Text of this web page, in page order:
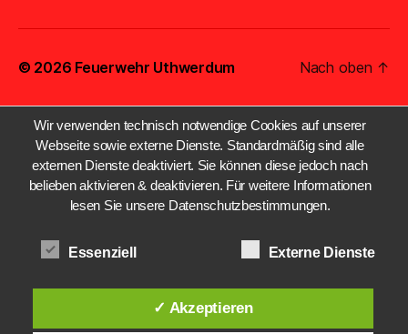
© 2026 Feuerwehr Uthwerdum Nach oben ↑
Wir verwenden technisch notwendige Cookies auf unserer
Webseite sowie externe Dienste. Standardmäßig sind alle
externen Dienste deaktiviert. Sie können diese jedoch nach
belieben aktivieren & deaktivieren. Für weitere Informationen
lesen Sie unsere Datenschutzbestimmungen.
Essenziell Externe Dienste
✓ Akzeptieren